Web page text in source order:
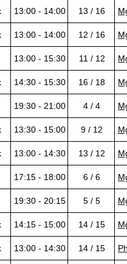
13:00 - 14:00 13 / 16
13:00 - 14:00 12 / 16
13:00 - 15:30 11 / 12
14:30 - 15:30 16 / 18
19:30 - 21:00 4 / 4
13:30 - 15:00 9 / 12
13:00 - 14:30 13 / 12
17:15 - 18:00 6 / 6
19:30 - 20:15 5 / 5
14:15 - 15:00 14 / 15
13:00 - 14:30 14 / 15